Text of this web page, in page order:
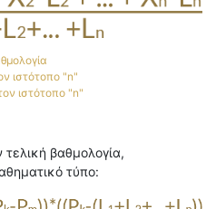
ιστότοπο "n"
ιστότοπο "n"
βαθμολογία,
τύπο: